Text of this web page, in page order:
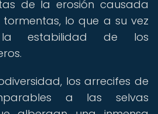
de la erosión causada
lo que a su vez
estabilidad de los
los arrecifes de
a las selvas